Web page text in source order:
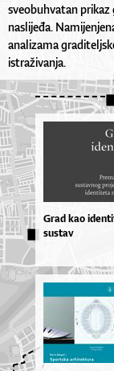
sveobuhvatan
naslijeđa.
analizama
istraživanja.
Grad kao
sustav